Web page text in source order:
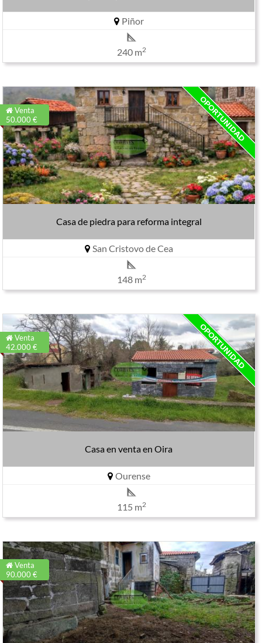
Piñor
240 m2
Venta
50.000 €
Casa de piedra para reforma integral
San Cristovo de Cea
148 m2
Venta
42.000 €
Casa en venta en Oira
Ourense
115 m2
Venta
90.000 €